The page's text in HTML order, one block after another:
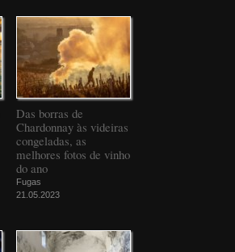
Das borras de
Chardonnay às videiras
congeladas, as
melhores fotos de vinho
do ano
Fugas
21.05.2023